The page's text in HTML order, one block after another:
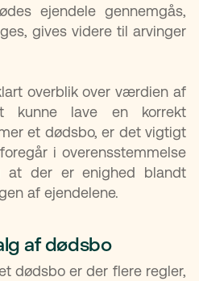
ejendele gennemgås,
gives videre til arvinger
overblik over værdien af
kunne lave en korrekt
et dødsbo, er det vigtigt
i overensstemmelse
at der er enighed blandt
af ejendelene.
af dødsbo
dødsbo er der flere regler,